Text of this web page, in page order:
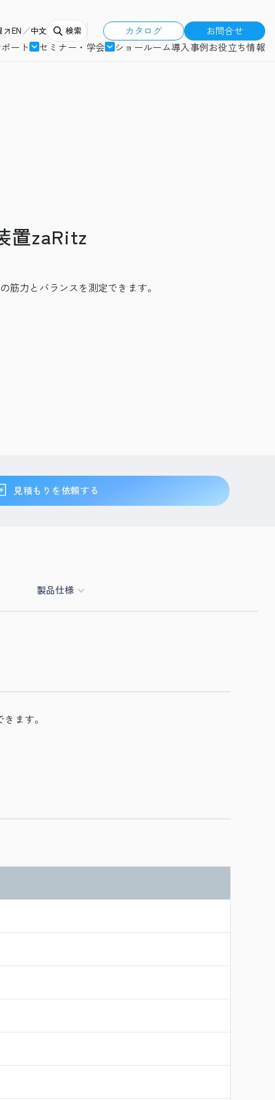
EN 中文 検索 カタログ
お問合せ
ート セミナー・学会 ショールーム導入事例お役立ち情報
置zaRitz
筋力とバランスを測定できます。
見積もりを依頼する
製品仕様
ます。